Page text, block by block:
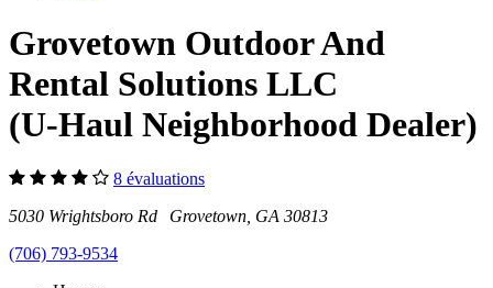
Grovetown Outdoor And
Rental Solutions LLC
(U-Haul Neighborhood Dealer)
8 évaluations
5030 Wrightsboro Rd Grovetown, GA 30813
(706) 793-9534